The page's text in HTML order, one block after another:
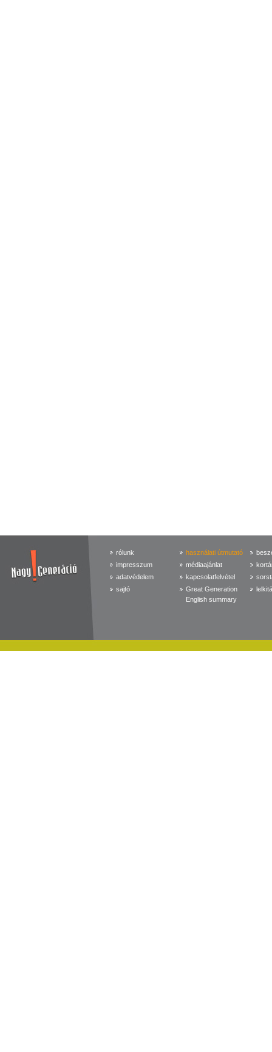
rólunk
impresszum
adatvédelem
sajtó
használati útmutató
médiaajánlat
kapcsolatfelvétel
Great Generation
English summary